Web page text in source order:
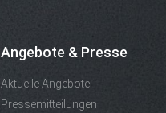
Angebote & Presse
Aktuelle Angebote
Pressemitteilungen